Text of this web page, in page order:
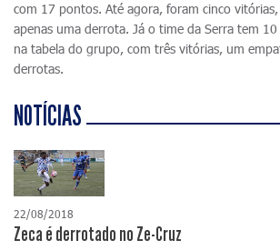
com 17 pontos. Até agora, foram cinco
apenas uma derrota. Já o time da Serra tem
na tabela do grupo, com três vitórias, um
derrotas.
NOTÍCIAS
22/08/2018
Zeca é derrotado no Ze-Cruz